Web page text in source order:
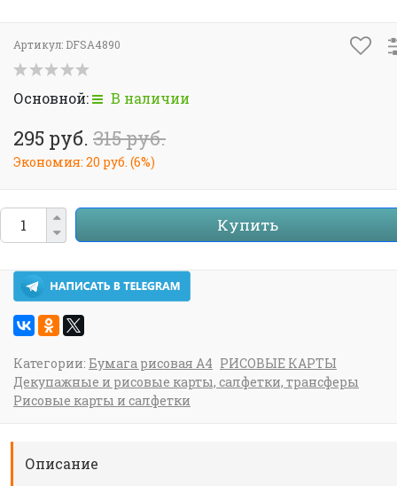
Артикул: DFSA4890
Основной: В наличии
295 руб. 315 руб.
Экономия: 20 руб. (6%)
Купить
Категории: Бумага рисовая А4 РИСОВЫЕ КАРТЫ
Декупажные и рисовые карты, салфетки, трансферы
Рисовые карты и салфетки
Описание